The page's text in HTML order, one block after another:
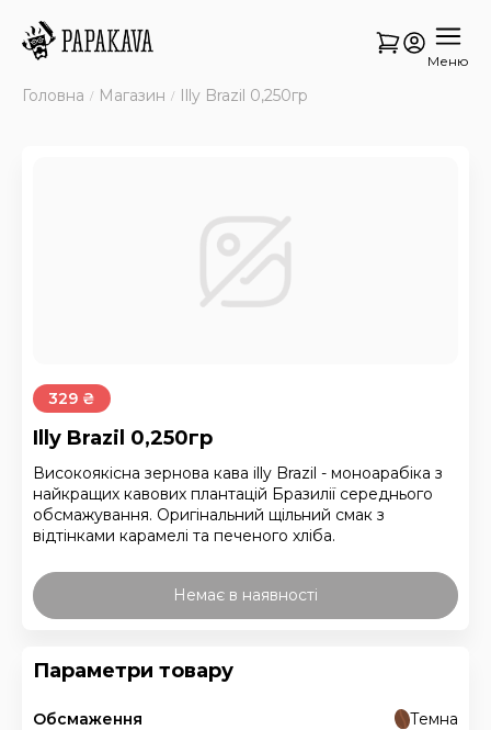
Меню
Головна Магазин Illy Brazil 0,250гр
329 ₴
Illy Brazil 0,250гр
Високоякісна зернова кава illy Brazil - моноарабіка з
найкращих кавових плантацій Бразилії середнього
обсмажування. Оригінальний щільний смак з
відтінками карамелі та печеного хліба.
Немає в наявності
Параметри товару
Обсмаження
Темна